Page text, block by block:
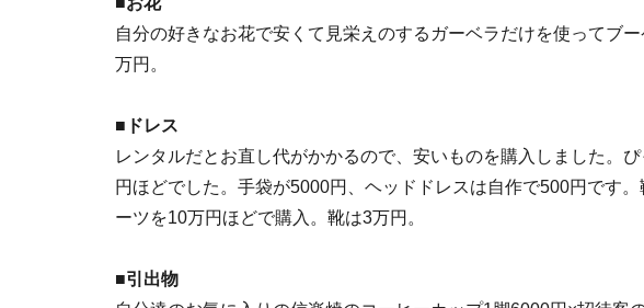
自分の好きなお花で安くて見栄えのするガーベラだけを使ってブ
万円。
■ドレス
レンタルだとお直し代がかかるので、安いものを購入しました。
円ほどでした。手袋が5000円、ヘッドドレスは自作で500円です
ーツを10万円ほどで購入。靴は3万円。
■引出物